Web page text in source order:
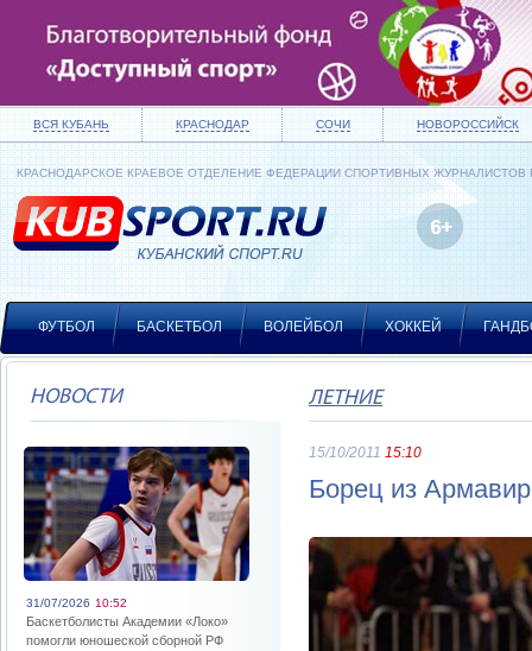
ВСЯ КУБАНЬ КРАСНОДАР СОЧИ НОВОРОССИЙСК
КРАСНОДАРСКОЕ КРАЕВОЕ ОТДЕЛЕНИЕ ФЕДЕРАЦИИ СПОРТИВНЫХ ЖУРНАЛИСТОВ
ФУТБОЛ БАСКЕТБОЛ ВОЛЕЙБОЛ ХОККЕЙ
НОВОСТИ
31/07/2026 10:52
Баскетболисты Академии «Локо»
помогли юношеской сборной РФ
ЛЕТНИЕ
15/10/2011 15:10
Борец из